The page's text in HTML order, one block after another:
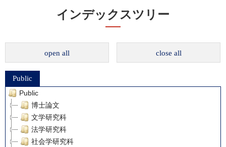
インデックスツリー
open all close all
Public
Public
博士論文
文学研究科
法学研究科
社会学研究科